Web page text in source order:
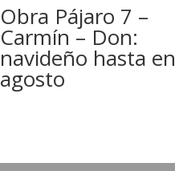
Obra Pájaro 7 –
Carmín – Don:
navideño hasta en
agosto